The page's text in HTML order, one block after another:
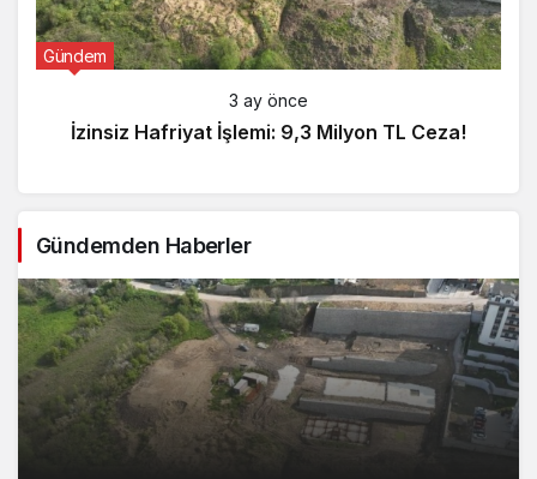
Gündem
3 ay önce
İzinsiz Hafriyat İşlemi: 9,3 Milyon TL Ceza!
Gündemden Haberler